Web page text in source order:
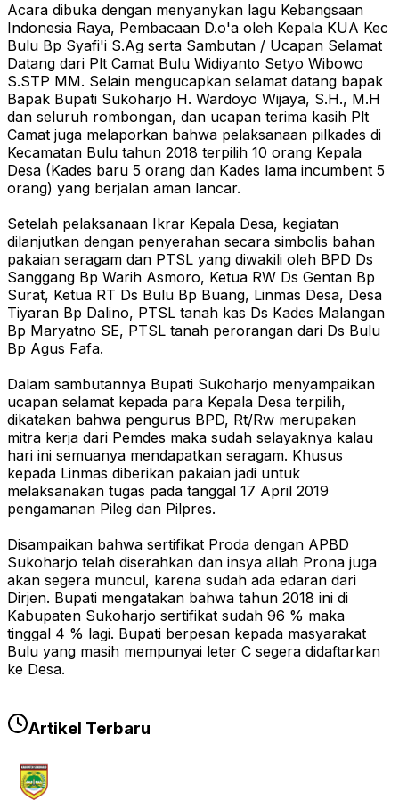
Acara dibuka dengan menyanykan lagu Kebangsaan
Indonesia Raya, Pembacaan D.o'a oleh Kepala KUA Kec
Bulu Bp Syafi'i S.Ag serta Sambutan / Ucapan Selamat
Datang dari Plt Camat Bulu Widiyanto Setyo Wibowo
S.STP MM. Selain mengucapkan selamat datang bapak
Bapak Bupati Sukoharjo H. Wardoyo Wijaya, S.H., M.H
dan seluruh rombongan, dan ucapan terima kasih Plt
Camat juga melaporkan bahwa pelaksanaan pilkades di
Kecamatan Bulu tahun 2018 terpilih 10 orang Kepala
Desa (Kades baru 5 orang dan Kades lama incumbent 5
orang) yang berjalan aman lancar.
Setelah pelaksanaan Ikrar Kepala Desa, kegiatan
dilanjutkan dengan penyerahan secara simbolis bahan
pakaian seragam dan PTSL yang diwakili oleh BPD Ds
Sanggang Bp Warih Asmoro, Ketua RW Ds Gentan Bp
Surat, Ketua RT Ds Bulu Bp Buang, Linmas Desa, Desa
Tiyaran Bp Dalino, PTSL tanah kas Ds Kades Malangan
Bp Maryatno SE, PTSL tanah perorangan dari Ds Bulu
Bp Agus Fafa.
Dalam sambutannya Bupati Sukoharjo menyampaikan
ucapan selamat kepada para Kepala Desa terpilih,
dikatakan bahwa pengurus BPD, Rt/Rw merupakan
mitra kerja dari Pemdes maka sudah selayaknya kalau
hari ini semuanya mendapatkan seragam. Khusus
kepada Linmas diberikan pakaian jadi untuk
melaksanakan tugas pada tanggal 17 April 2019
pengamanan Pileg dan Pilpres.
Disampaikan bahwa sertifikat Proda dengan APBD
Sukoharjo telah diserahkan dan insya allah Prona juga
akan segera muncul, karena sudah ada edaran dari
Dirjen. Bupati mengatakan bahwa tahun 2018 ini di
Kabupaten Sukoharjo sertifikat sudah 96 % maka
tinggal 4 % lagi. Bupati berpesan kepada masyarakat
Bulu yang masih mempunyai leter C segera didaftarkan
ke Desa.
Artikel Terbaru